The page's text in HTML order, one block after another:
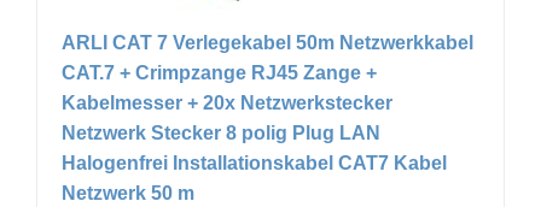
ARLI CAT 7 Verlegekabel 50m Netzwerkkabel
CAT.7 + Crimpzange RJ45 Zange +
Kabelmesser + 20x Netzwerkstecker
Netzwerk Stecker 8 polig Plug LAN
Halogenfrei Installationskabel CAT7 Kabel
Netzwerk 50 m